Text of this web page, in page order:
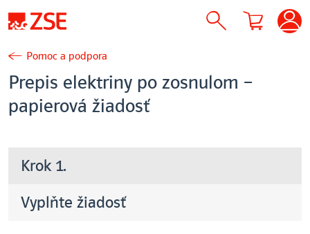
Pomoc a podpora
Prepis elektriny po zosnulom –
papierová žiadosť
Krok 1.
Vyplňte žiadosť